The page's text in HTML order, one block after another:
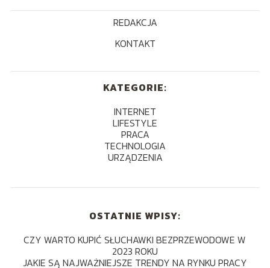
REDAKCJA
KONTAKT
KATEGORIE:
INTERNET
LIFESTYLE
PRACA
TECHNOLOGIA
URZĄDZENIA
OSTATNIE WPISY:
CZY WARTO KUPIĆ SŁUCHAWKI BEZPRZEWODOWE W
2023 ROKU
JAKIE SĄ NAJWAŻNIEJSZE TRENDY NA RYNKU PRACY